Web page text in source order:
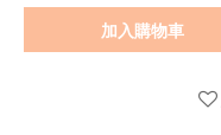
加入購物車